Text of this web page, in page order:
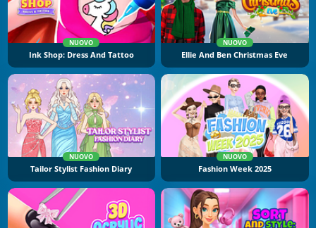
NUOVO
Ink Shop: Dress And Tattoo
NUOVO
Ellie And Ben Christmas Eve
NUOVO
Tailor Stylist Fashion Diary
NUOVO
Fashion Week 2025